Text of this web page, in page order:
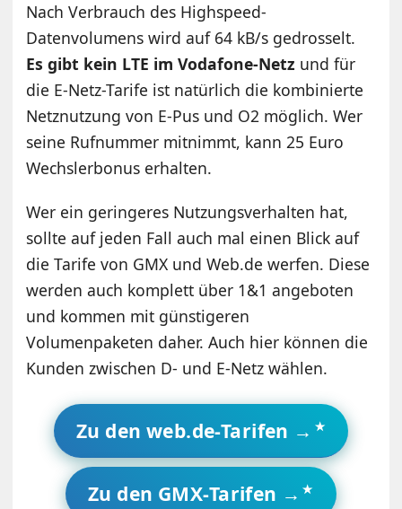
Nach Verbrauch des Highspeed-
Datenvolumens wird auf 64 kB/s gedrosselt.
Es gibt kein LTE im Vodafone-Netz und für
die E-Netz-Tarife ist natürlich die kombinierte
Netznutzung von E-Pus und O2 möglich. Wer
seine Rufnummer mitnimmt, kann 25 Euro
Wechslerbonus erhalten.
Wer ein geringeres Nutzungsverhalten hat,
sollte auf jeden Fall auch mal einen Blick auf
die Tarife von GMX und Web.de werfen. Diese
werden auch komplett über 1&1 angeboten
und kommen mit günstigeren
Volumenpaketen daher. Auch hier können die
Kunden zwischen D- und E-Netz wählen.
Zu den web.de-Tarifen →
Zu den GMX-Tarifen →